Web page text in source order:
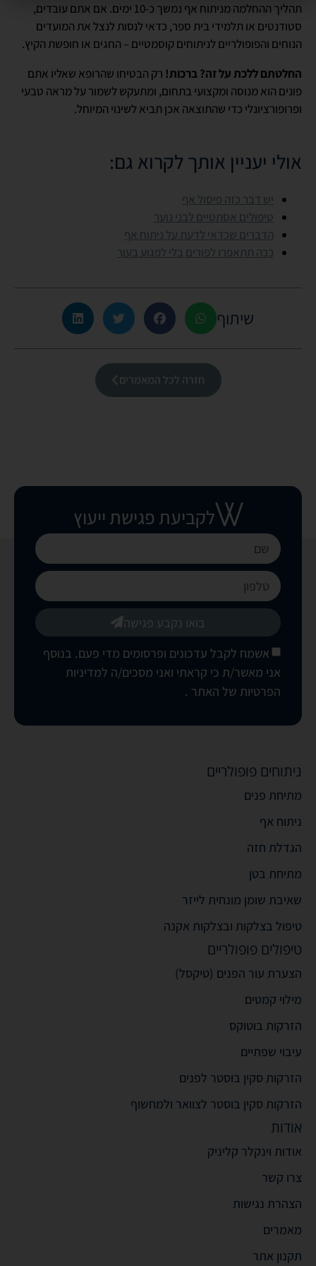
תהליך ההחלמה מניתוח אף נמשך כ-10 ימים. אם אתם עובדים,
סטודנטים או תלמידי בית ספר, כדאי לנסות לנצל את המועדים
הנוחים והפופולריים לניתוחים קוסמטיים – החגים או חופשת הקיץ.
החלטתם ללכת על זה? ברכות! רק הבטיחו שהרופא שאליו אתם
פונים הוא מנוסה ומקצועי בתחום, ומתעקש לשמור על מראה טבעי
ופרופורציונלי כדי שהתוצאה אכן תביא לשינוי המיוחל.
אולי יעניין אותך לקרוא גם:
יש דבר כזה פיסול אף
טיפולים אסתטיים לבני נוער
הדברים שכדאי לדעת על ניתוח אף
ככה תתאפרו לפורים בלי לפגוע בעור
שיתוף
חזרה לכל המאמרים
לקביעת פגישת ייעוץ
אשמח לקבל עדכונים ופרסומים מדי פעם. בנוסף
אני מאשר/ת כי קראתי ואני מסכים/ה למדיניות
הפרטיות של האתר .
בואו נקבע פגישה
ניתוחים פופולריים
מתיחת פנים
ניתוח אף
הגדלת חזה
מתיחת בטן
שאיבת שומן מונחית לייזר
טיפול בצלקות ובצלקות אקנה
טיפולים פופולריים
הצערת עור הפנים (טיקסל)
מילוי קמטים
הזרקות בוטוקס
עיבוי שפתיים
הזרקות סקין בוסטר לפנים
הזרקות סקין בוסטר לצוואר ולמחשוף
אודות
אודות וינקלר קליניק
צרו קשר
הצהרת נגישות
מאמרים
תקנון אתר